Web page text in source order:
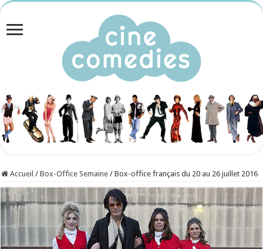
Accueil / Box-Office Semaine / Box-office français du 20 au 26 juillet 2016